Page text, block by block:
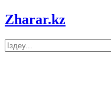
Zharar.kz